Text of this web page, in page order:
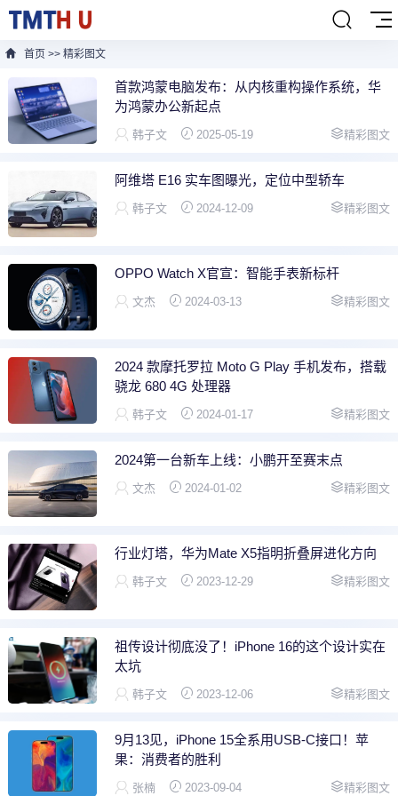
首页 >> 精彩图文
首款鸿蒙电脑发布：从内核重构操作系统，华
为鸿蒙办公新起点
韩子文 精彩图文
2025-05-19
阿维塔 E16 实车图曝光，定位中型轿车
韩子文 精彩图文
2024-12-09
OPPO Watch X官宣：智能手表新标杆
文杰 精彩图文
2024-03-13
2024 款摩托罗拉 Moto G Play 手机发布，搭载
骁龙 680 4G 处理器
韩子文 精彩图文
2024-01-17
2024第一台新车上线：小鹏开至赛末点
文杰 精彩图文
2024-01-02
行业灯塔，华为Mate X5指明折叠屏进化方向
韩子文 精彩图文
2023-12-29
祖传设计彻底没了！iPhone 16的这个设计实在
太坑
韩子文 精彩图文
2023-12-06
9月13见，iPhone 15全系用USB-C接口！苹
果：消费者的胜利
张楠 精彩图文
2023-09-04